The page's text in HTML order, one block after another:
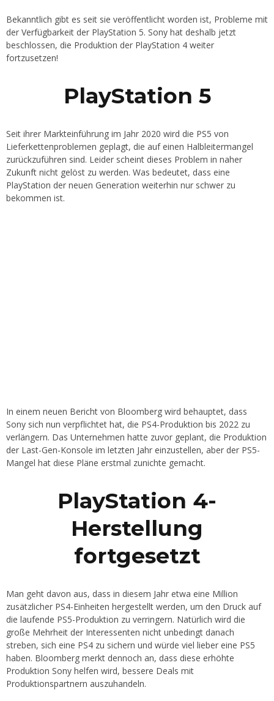
Bekanntlich gibt es seit sie veröffentlicht worden ist, Probleme mit
der Verfügbarkeit der PlayStation 5. Sony hat deshalb jetzt
beschlossen, die Produktion der PlayStation 4 weiter
fortzusetzen!
PlayStation 5
Seit ihrer Markteinführung im Jahr 2020 wird die PS5 von
Lieferkettenproblemen geplagt, die auf einen Halbleitermangel
zurückzuführen sind. Leider scheint dieses Problem in naher
Zukunft nicht gelöst zu werden. Was bedeutet, dass eine
PlayStation der neuen Generation weiterhin nur schwer zu
bekommen ist.
In einem neuen Bericht von Bloomberg wird behauptet, dass
Sony sich nun verpflichtet hat, die PS4-Produktion bis 2022 zu
verlängern. Das Unternehmen hatte zuvor geplant, die Produktion
der Last-Gen-Konsole im letzten Jahr einzustellen, aber der PS5-
Mangel hat diese Pläne erstmal zunichte gemacht.
PlayStation 4-
Herstellung
fortgesetzt
Man geht davon aus, dass in diesem Jahr etwa eine Million
zusätzlicher PS4-Einheiten hergestellt werden, um den Druck auf
die laufende PS5-Produktion zu verringern. Natürlich wird die
große Mehrheit der Interessenten nicht unbedingt danach
streben, sich eine PS4 zu sichern und würde viel lieber eine PS5
haben. Bloomberg merkt dennoch an, dass diese erhöhte
Produktion Sony helfen wird, bessere Deals mit
Produktionspartnern auszuhandeln.